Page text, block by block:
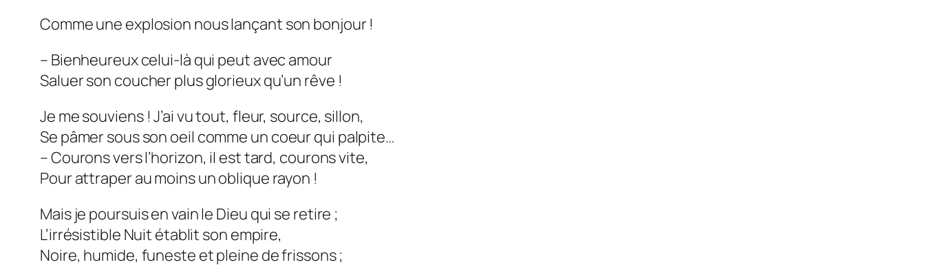
Comme une explosion nous lançant son bonjour !
– Bienheureux celui-là qui peut avec amour
Saluer son coucher plus glorieux qu’un rêve !
Je me souviens ! J’ai vu tout, fleur, source, sillon,
Se pâmer sous son oeil comme un coeur qui palpite…
– Courons vers l’horizon, il est tard, courons vite,
Pour attraper au moins un oblique rayon !
Mais je poursuis en vain le Dieu qui se retire ;
L’irrésistible Nuit établit son empire,
Noire, humide, funeste et pleine de frissons ;